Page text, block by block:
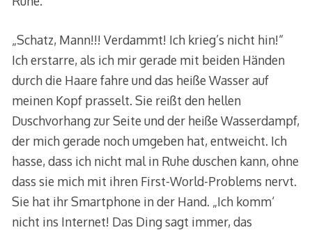
„Schatz, Mann!!! Verdammt! Ich krieg’s nicht hin!“
Ich erstarre, als ich mir gerade mit beiden Händen
durch die Haare fahre und das heiße Wasser auf
meinen Kopf prasselt. Sie reißt den hellen
Duschvorhang zur Seite und der heiße Wasserdampf,
der mich gerade noch umgeben hat, entweicht. Ich
hasse, dass ich nicht mal in Ruhe duschen kann, ohne
dass sie mich mit ihren First-World-Problems nervt.
Sie hat ihr Smartphone in der Hand. „Ich komm‘
nicht ins Internet! Das Ding sagt immer, das